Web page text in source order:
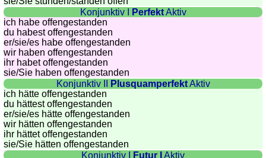
de
villes
et
pays
Plus
de
jeux
Entraineur
de
mémoire
Entraineur
Konjunktiv I
PerfektAktiv
ich habe offengestanden
du habest offengestanden
er/sie/es habe offengestanden
wir haben offengestanden
ihr habet offengestanden
sie/Sie haben offengestanden
Konjunktiv II
PlusquamperfektAktiv
ich hätte offengestanden
du hättest offengestanden
er/sie/es hätte offengestanden
wir hätten offengestanden
ihr hättet offengestanden
sie/Sie hätten offengestanden
Konjunktiv I
Futur I
Aktiv